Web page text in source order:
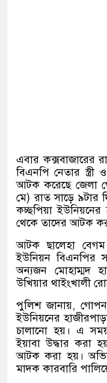
এবার কক্সবাজারের
বিএনপি নেতার
আটক করেছে জেলা
মে)রাত সাড়ে ৯টার
কচ্ছপিয়া
থেকে তাদের আটক
আটক ছালেহা বেগম
ইউনিয়ন বিএনপির
অন্যজন মোহাম্মদ
উখিয়ার থাইংখালী
পুলিশ জানায়, গোপন
ইউনিয়নের
চালানো হয়। এ
ইয়াবা উদ্ধার করা
আটক করা হয়।
মাদক কারবারি